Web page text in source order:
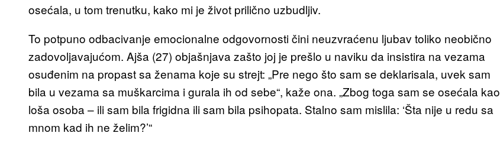
osećala, u tom trenutku, kako mi je život prilično uzbudljiv.
To potpuno odbacivanje emocionalne odgovornosti čini neuzvraćenu ljubav toliko neobično
zadovoljavajućom. Ajša (27) objašnjava zašto joj je prešlo u naviku da insistira na vezama
osuđenim na propast sa ženama koje su strejt: „Pre nego što sam se deklarisala, uvek sam
bila u vezama sa muškarcima i gurala ih od sebe“, kaže ona. „Zbog toga sam se osećala kao
loša osoba – ili sam bila frigidna ili sam bila psihopata. Stalno sam mislila: ‘Šta nije u redu sa
mnom kad ih ne želim?’“